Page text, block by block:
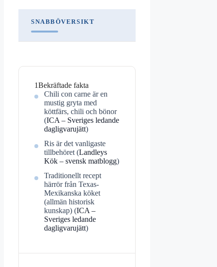
SNABBÖVERSIKT
1Bekräftade fakta
Chili con carne är en
mustig gryta med
köttfärs, chili och bönor
(ICA – Sveriges ledande
dagligvarujätt)
Ris är det vanligaste
tillbehöret (Landleys
Kök – svensk matblogg)
Traditionellt recept
härrör från Texas-
Mexikanska köket
(allmän historisk
kunskap) (ICA –
Sveriges ledande
dagligvarujätt)